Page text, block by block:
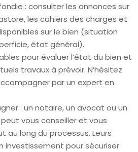
: consulter les annonces sur
les cahiers des charges et
sur le bien (situation
état général).
pour évaluer l’état du bien et
travaux à prévoir. N’hésitez
par un expert en
: un notaire, un avocat ou un
vous conseiller et vous
au long du processus. Leurs
investissement pour sécuriser